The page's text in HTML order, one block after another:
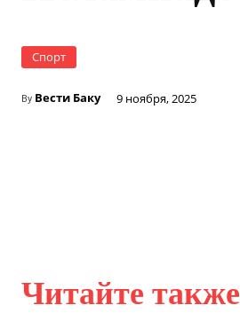
Спорт
By Вести Баку 9 ноября, 2025
Читайте также